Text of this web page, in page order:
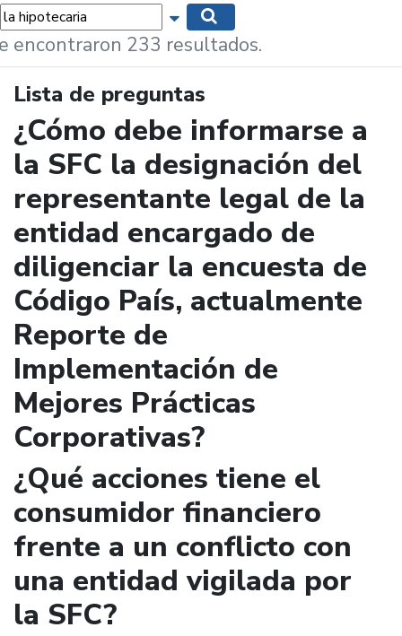
Mostrar opciones de búsqueda
encontraron 233 resultados.
Lista de preguntas
¿Cómo debe informarse a
la SFC la designación del
representante legal de la
entidad encargado de
diligenciar la encuesta de
Código País, actualmente
Reporte de
Implementación de
Mejores Prácticas
Corporativas?
¿Qué acciones tiene el
consumidor financiero
frente a un conflicto con
una entidad vigilada por
la SFC?